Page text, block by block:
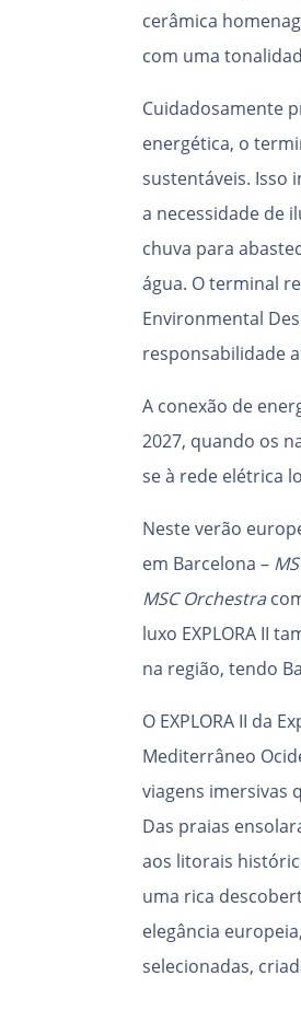
cerâmica
com uma
Cuidadosamente
energética, o
sustentáveis. Isso
a necessidade de
chuva para
água. O terminal
Environmental
responsabilidade
A conexão de
2027, quando os
se à rede elétrica
Neste verão
em Barcelona –
MSC Orchestra
luxo EXPLORA II
na região, tendo
O EXPLORA II da
Mediterrâneo
viagens imersivas
Das praias
aos litorais
uma rica
elegância
selecionadas,